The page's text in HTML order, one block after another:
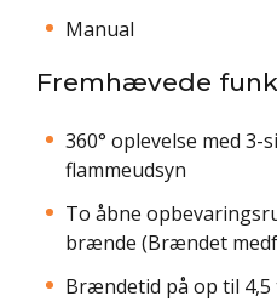
Manual
Fremhævede
360° oplevelse med
flammeudsyn
To åbne
brænde (Brændet
Brændetid på op til